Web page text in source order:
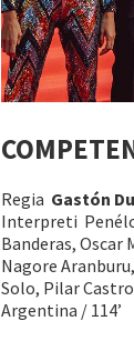
Regia Gastón
Interpreti
Banderas, Oscar
Nagore
Solo, Pilar
Argentina / 114’